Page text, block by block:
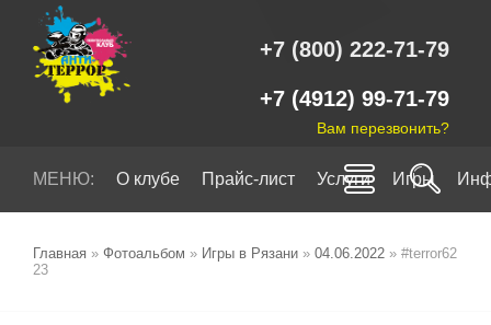
+7 (800) 222-71-79
+7 (4912) 99-71-79
Вам перезвонить?
МЕНЮ: О клубе Прайс-лист Услуги Игры
Главная » Фотоальбом » Игры в Рязани » 04.06.2022 » #terror62
23